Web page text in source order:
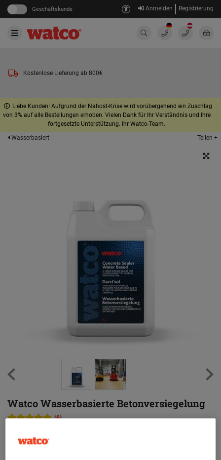
Geschäftskunde Anmelden Registrierung
Kostenlose Lieferung ab 800€
Liebe Kunden! Aufgrund der Nahost-Krise wird vorübergehend ein Zuschlag
von 3% auf alle Bestellungen erhoben. Vielen Dank für Ihr Verständnis und Ihre
fortgesetzte Unterstützung. Ihr Watco-Team.
Wasserbasiert
Teilen +
Watco Wasserbasierte Betonversiegelung
(6)
Einzigartiger Staubbinder, Härter und Versiegelung in einem